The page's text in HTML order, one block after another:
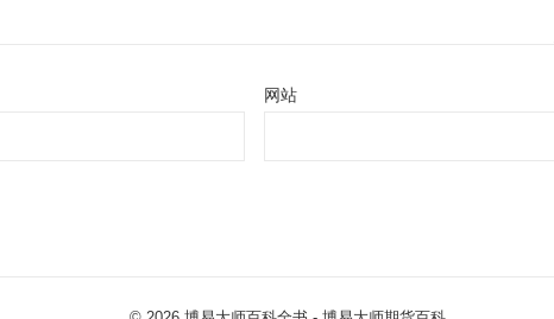
网站